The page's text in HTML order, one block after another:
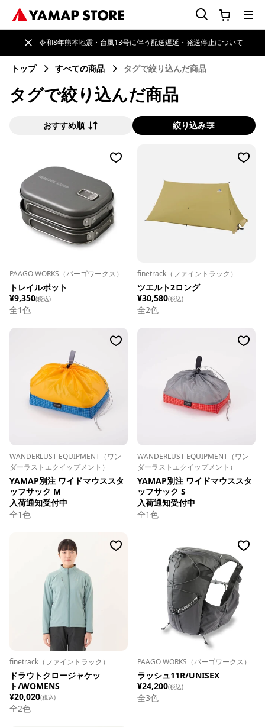
令和8年熊本地震・台風13号に伴う配送遅延・発送停止について
トップ すべての商品 タグで絞り込んだ商品
タグで絞り込んだ商品
おすすめ順 絞り込み
PAAGO WORKS（パーゴワークス）
トレイルポット
¥9,350(税込)
全1色
finetrack（ファイントラック）
ツエルト2ロング
¥30,580(税込)
全2色
WANDERLUST EQUIPMENT（ワン
ダーラストエクイップメント）
YAMAP別注 ワイドマウススタ
ッフサック M
入荷通知受付中
全1色
WANDERLUST EQUIPMENT（ワン
ダーラストエクイップメント）
YAMAP別注 ワイドマウススタ
ッフサック S
入荷通知受付中
全1色
finetrack（ファイントラック）
ドラウトクロージャケッ
ト/WOMENS
¥20,020(税込)
全2色
PAAGO WORKS（パーゴワークス）
ラッシュ11R/UNISEX
¥24,200(税込)
全3色